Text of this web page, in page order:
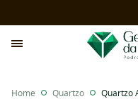
Home Quartzo Quartzo